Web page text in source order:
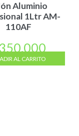
Aluminio
1Ltr AM-
110AF
AL CARRITO